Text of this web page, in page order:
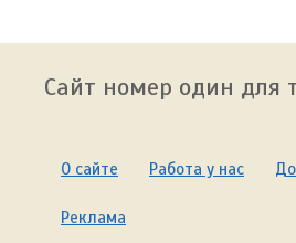
Сайт номер один для
О сайте Работа у нас
Реклама